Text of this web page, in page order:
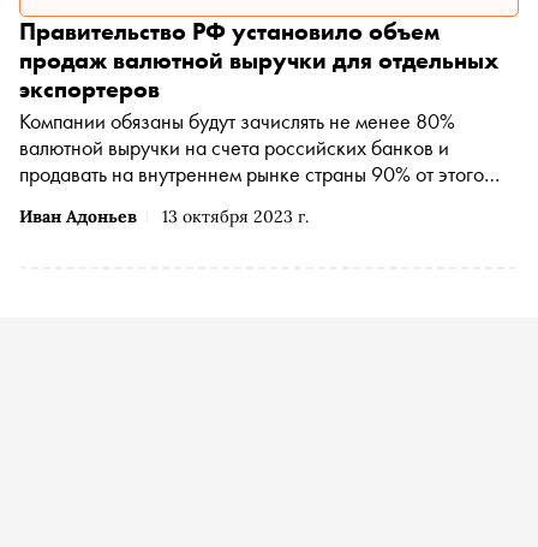
Иван Адоньев 13 октября 2023 г.
Правительство РФ установило объем
продаж валютной выручки для отдельных
экспортеров
Компании обязаны будут зачислять не менее 80%
валютной выручки на счета российских банков и
продавать на внутреннем рынке страны 90% от этого